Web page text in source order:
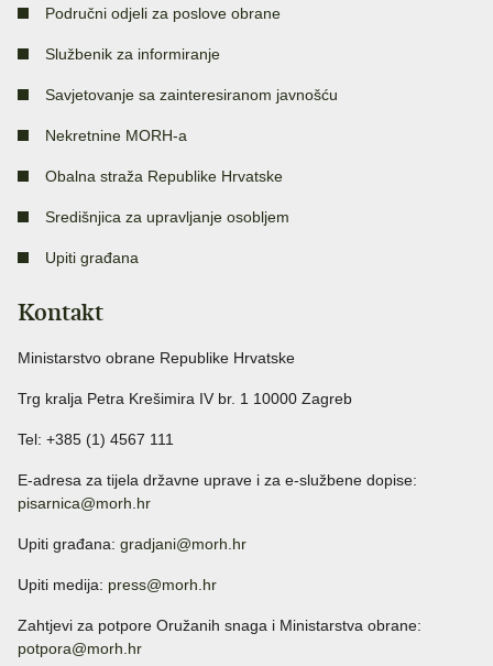
Područni odjeli za poslove obrane
Službenik za informiranje
Savjetovanje sa zainteresiranom javnošću
Nekretnine MORH-a
Obalna straža Republike Hrvatske
Središnjica za upravljanje osobljem
Upiti građana
Kontakt
Ministarstvo obrane Republike Hrvatske
Trg kralja Petra Krešimira IV br. 1 10000 Zagreb
Tel: +385 (1) 4567 111
E-adresa za tijela državne uprave i za e-službene dopise:
pisarnica@morh.hr
Upiti građana: gradjani@morh.hr
Upiti medija: press@morh.hr
Zahtjevi za potpore Oružanih snaga i Ministarstva obrane:
potpora@morh.hr